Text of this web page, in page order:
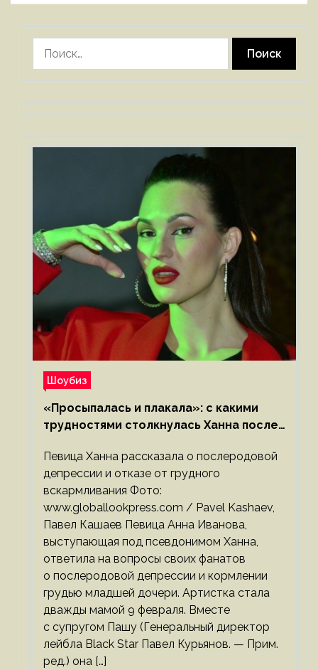
Шоубиз
«Просыпалась и плакала»: с какими
трудностями столкнулась Ханна после
Певица Ханна рассказала о послеродовой
депрессии и отказе от грудного
вскармливания Фото:
www.globallookpress.com / Pavel Kashaev,
Павел Кашаев Певица Анна Иванова,
выступающая под псевдонимом Ханна,
ответила на вопросы своих фанатов
о послеродовой депрессии и кормлении
грудью младшей дочери. Артистка стала
дважды мамой 9 февраля. Вместе
с супругом Пашу (Генеральный директор
лейбла Black Star Павел Курьянов. — Прим.
ред.) она […]